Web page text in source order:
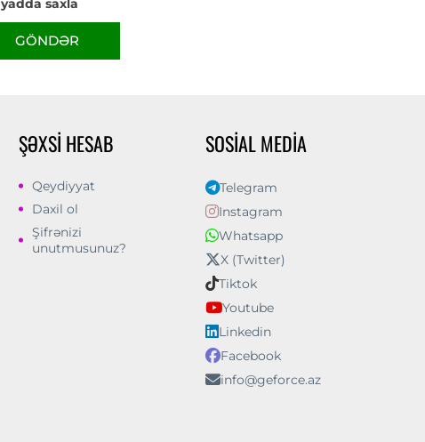
yadda saxla
GÖNDƏR
ŞƏXSI HESAB
Qeydiyyat
Daxil ol
Şifrənizi
unutmusunuz?
SOSIAL MEDIA
Telegram
Instagram
Whatsapp
X (Twitter)
Tiktok
Youtube
Linkedin
Facebook
info@geforce.az